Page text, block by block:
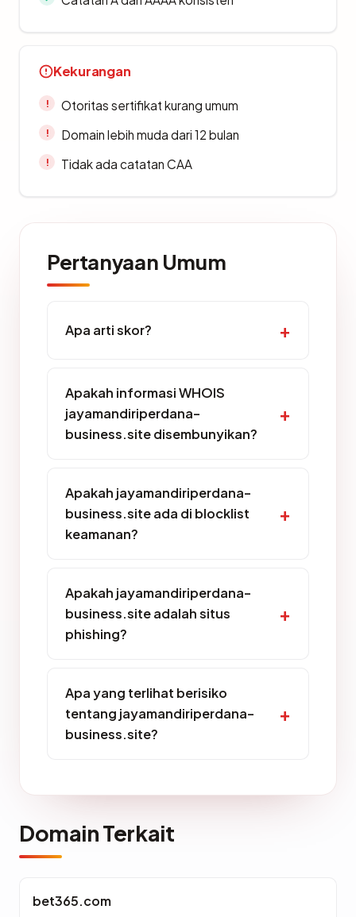
Kekurangan
Otoritas sertifikat kurang umum
Domain lebih muda dari 12 bulan
Tidak ada catatan CAA
Pertanyaan Umum
Apa arti skor?
Apakah informasi WHOIS
jayamandiriperdana-
business.site disembunyikan?
Apakah jayamandiriperdana-
business.site ada di blocklist
keamanan?
Apakah jayamandiriperdana-
business.site adalah situs
phishing?
Apa yang terlihat berisiko
tentang jayamandiriperdana-
business.site?
Domain Terkait
bet365.com